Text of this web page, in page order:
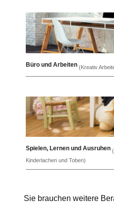
Büro und Arbeiten (Kreativ
Spielen, Lernen und Ausruhen
Kinderlachen und Toben)
Sie brauchen weitere